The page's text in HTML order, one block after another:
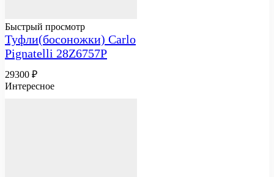
Быстрый просмотр
Туфли(босоножки) Carlo
Pignatelli 28Z6757P
29300 ₽
Интересное